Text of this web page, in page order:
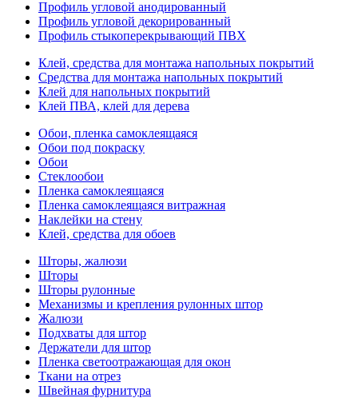
Профиль угловой анодированный
Профиль угловой декорированный
Профиль стыкоперекрывающий ПВХ
Клей, средства для монтажа напольных покрытий
Средства для монтажа напольных покрытий
Клей для напольных покрытий
Клей ПВА, клей для дерева
Обои, пленка самоклеящаяся
Обои под покраску
Обои
Стеклообои
Пленка самоклеящаяся
Пленка самоклеящаяся витражная
Наклейки на стену
Клей, средства для обоев
Шторы, жалюзи
Шторы
Шторы рулонные
Механизмы и крепления рулонных штор
Жалюзи
Подхваты для штор
Держатели для штор
Пленка светоотражающая для окон
Ткани на отрез
Швейная фурнитура